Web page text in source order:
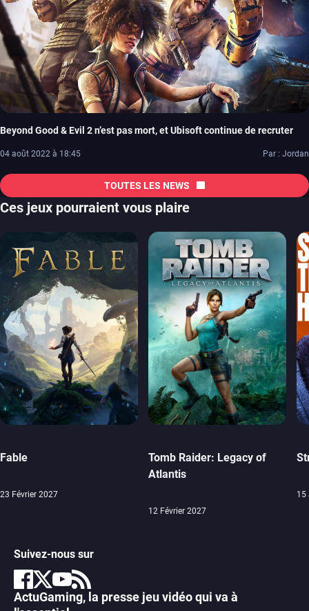
Beyond Good & Evil 2 n’est pas mort, et Ubisoft continue de recruter
04 août 2022 à 18:45 Par : Jordan
TOUTES LES NEWS
Ces jeux pourraient vous plaire
Fable
23 Février 2027
Tomb Raider: Legacy of
Atlantis
12 Février 2027
15
Suivez-nous sur
ActuGaming, la presse jeu vidéo qui va à